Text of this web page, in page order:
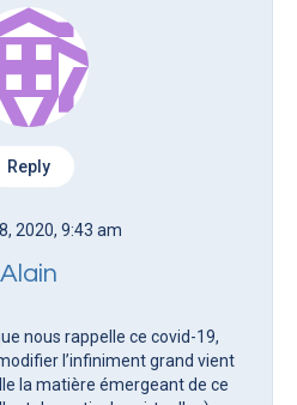
Reply
2020, 9:43 am
Alain
nous rappelle ce covid-19,
l’infiniment grand vient
la matière émergeant de ce